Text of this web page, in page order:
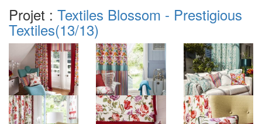
Projet : Textiles Blossom - Prestigious
Textiles(13/13)